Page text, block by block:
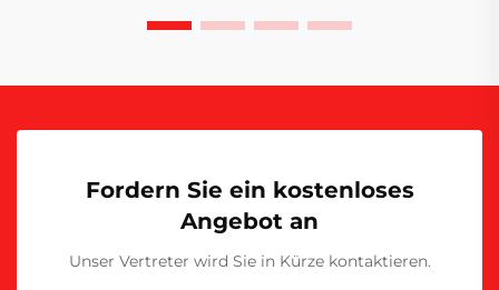
Fordern Sie ein kostenloses
Angebot an
Unser Vertreter wird Sie in Kürze kontaktieren.